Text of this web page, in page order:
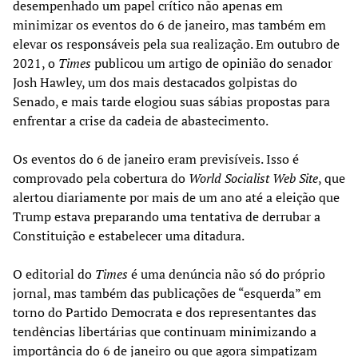
desempenhado um papel crítico não apenas em
minimizar os eventos do 6 de janeiro, mas também em
elevar os responsáveis pela sua realização. Em outubro de
2021, o Timespublicou um artigo de opinião do senador
Josh Hawley, um dos mais destacados golpistas do
Senado, e mais tarde elogiou suas sábias propostas para
enfrentar a crise da cadeia de abastecimento.
Os eventos do 6 de janeiro eram previsíveis. Isso é
comprovado pela cobertura do World Socialist Web Site, que
alertou diariamente por mais de um ano até a eleição que
Trump estava preparando uma tentativa de derrubar a
Constituição e estabelecer uma ditadura.
O editorial do Timesé uma denúncia não só do próprio
jornal, mas também das publicações de “esquerda” em
torno do Partido Democrata e dos representantes das
tendências libertárias que continuam minimizando a
importância do 6 de janeiro ou que agora simpatizam